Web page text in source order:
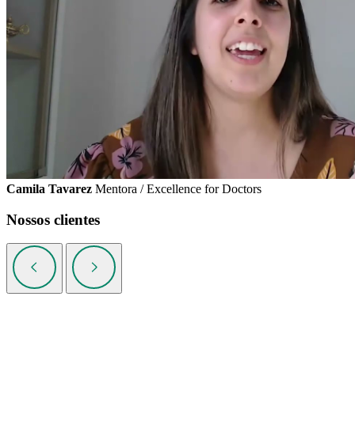
Camila Tavarez Mentora / Excellence for Doctors
Nossos clientes